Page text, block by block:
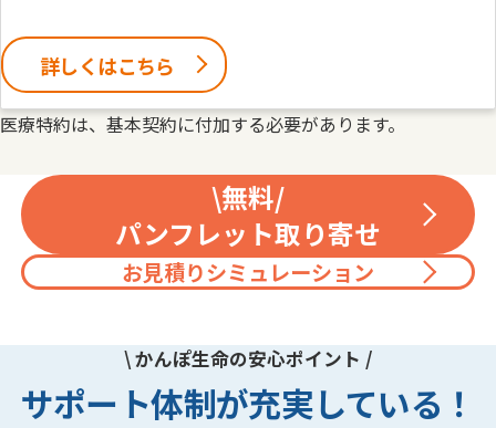
詳しくはこちら
医療特約は、基本契約に付加する必要があります。
\無料/
パンフレット取り寄せ
お見積りシミュレーション
\ かんぽ生命の安心ポイント /
サポート体制が充実している！